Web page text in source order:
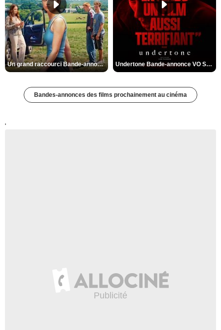
Un grand raccourci Bande-annonce VF Undertone Bande-annonce VO STFR
Bandes-annonces des films prochainement au cinéma
'